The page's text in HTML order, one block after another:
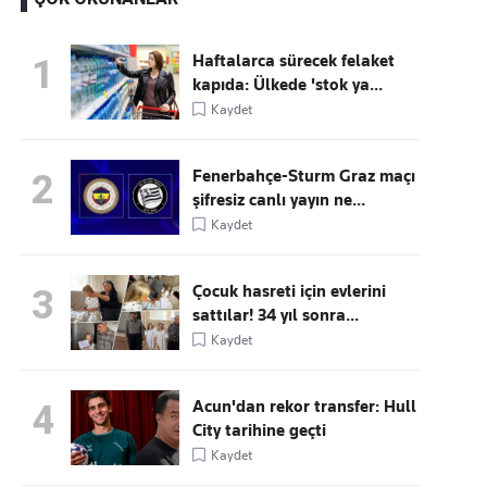
Kaçırmayın
Ücretsiz üye olun, gündemi
1
Haftalarca sürecek felaket
kapıda: Ülkede 'stok ya...
Kaydet
2
Fenerbahçe-Sturm Graz maçı
şifresiz canlı yayın ne...
Kaydet
3
Çocuk hasreti için evlerini
sattılar! 34 yıl sonra...
Kaydet
4
Acun'dan rekor transfer: Hull
City tarihine geçti
Kaydet